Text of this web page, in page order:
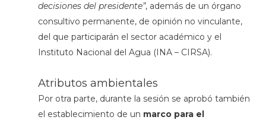
decisiones del presidente”, además de un órgano
consultivo permanente, de opinión no vinculante,
del que participarán el sector académico y el
Instituto Nacional del Agua (INA – CIRSA).
Atributos ambientales
Por otra parte, durante la sesión se aprobó también
el establecimiento de un marco para el